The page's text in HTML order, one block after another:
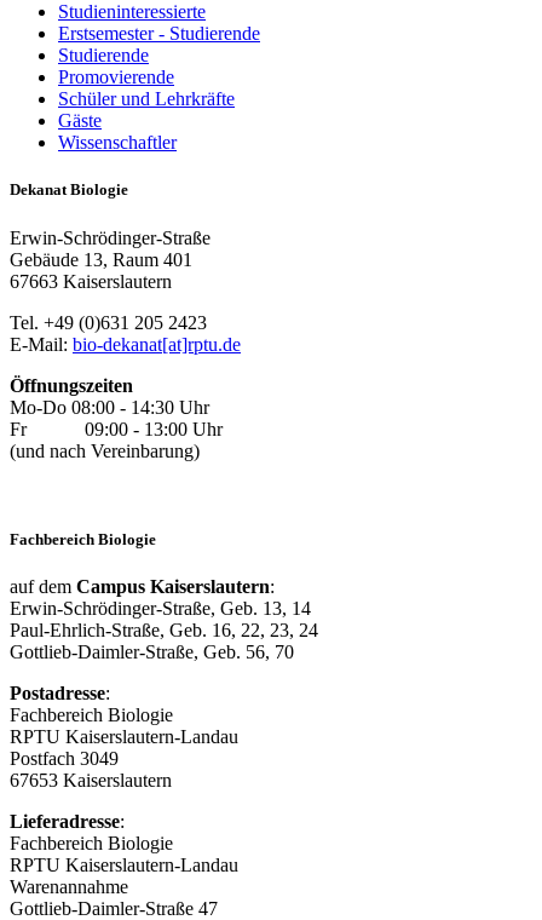
Studieninteressierte
Erstsemester - Studierende
Studierende
Promovierende
Schüler und Lehrkräfte
Gäste
Wissenschaftler
Dekanat Biologie
Erwin-Schrödinger-Straße
Gebäude 13, Raum 401
67663 Kaiserslautern
Tel. +49 (0)631 205 2423
E-Mail: bio-dekanat[at]rptu.de
Öffnungszeiten
Mo-Do 08:00 - 14:30 Uhr
Fr 09:00 - 13:00 Uhr
(und nach Vereinbarung)
Fachbereich Biologie
auf dem Campus Kaiserslautern:
Erwin-Schrödinger-Straße, Geb. 13, 14
Paul-Ehrlich-Straße, Geb. 16, 22, 23, 24
Gottlieb-Daimler-Straße, Geb. 56, 70
Postadresse:
Fachbereich Biologie
RPTU Kaiserslautern-Landau
Postfach 3049
67653 Kaiserslautern
Lieferadresse:
Fachbereich Biologie
RPTU Kaiserslautern-Landau
Warenannahme
Gottlieb-Daimler-Straße 47